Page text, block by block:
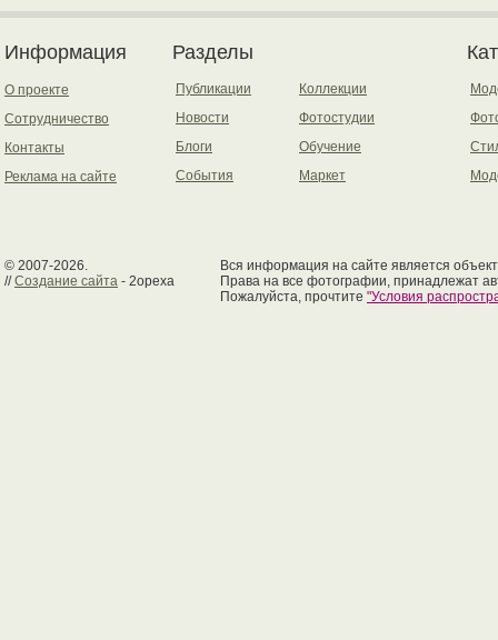
Информация
О проекте
Сотрудничество
Контакты
Реклама на сайте
Разделы
Публикации
Новости
Блоги
События
Коллекции
Фотостудии
Обучение
Маркет
© 2007-2026.
//Создание сайта - 2opexa
Вся информация на сайте является
Права на все фотографии, принадлежат
Пожалуйста, прочтите "Условия